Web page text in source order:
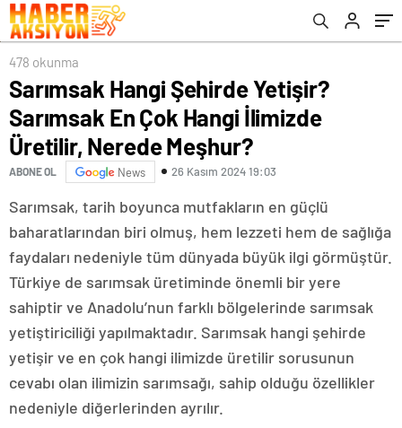
478 okunma
Sarımsak Hangi Şehirde Yetişir?
Sarımsak En Çok Hangi İlimizde
Üretilir, Nerede Meşhur?
ABONE OL News 26 Kasım 2024 19:03
Sarımsak, tarih boyunca mutfakların en güçlü
baharatlarından biri olmuş, hem lezzeti hem de sağlığa
faydaları nedeniyle tüm dünyada büyük ilgi görmüştür.
Türkiye de sarımsak üretiminde önemli bir yere
sahiptir ve Anadolu’nun farklı bölgelerinde sarımsak
yetiştiriciliği yapılmaktadır. Sarımsak hangi şehirde
yetişir ve en çok hangi ilimizde üretilir sorusunun
cevabı olan ilimizin sarımsağı, sahip olduğu özellikler
nedeniyle diğerlerinden ayrılır.